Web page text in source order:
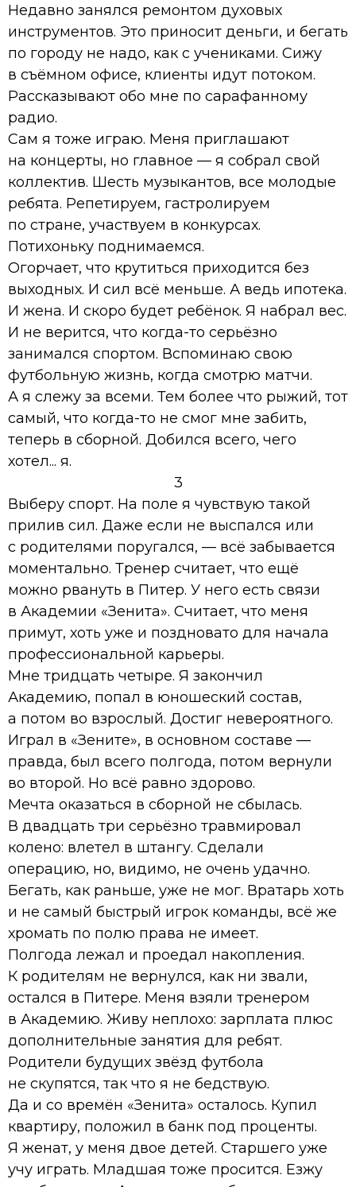
Недавно занялся ремонтом духовых
инструментов. Это приносит деньги, и бегать
по городу не надо, как с учениками. Сижу
в съёмном офисе, клиенты идут потоком.
Рассказывают обо мне по сарафанному
радио.
Сам я тоже играю. Меня приглашают
на концерты, но главное — я собрал свой
коллектив. Шесть музыкантов, все молодые
ребята. Репетируем, гастролируем
по стране, участвуем в конкурсах.
Потихоньку поднимаемся.
Огорчает, что крутиться приходится без
выходных. И сил всё меньше. А ведь ипотека.
И жена. И скоро будет ребёнок. Я набрал вес.
И не верится, что когда-то серьёзно
занимался спортом. Вспоминаю свою
футбольную жизнь, когда смотрю матчи.
А я слежу за всеми. Тем более что рыжий, тот
самый, что когда-то не смог мне забить,
теперь в сборной. Добился всего, чего
хотел... я.
3
Выберу спорт. На поле я чувствую такой
прилив сил. Даже если не выспался или
с родителями поругался, — всё забывается
моментально. Тренер считает, что ещё
можно рвануть в Питер. У него есть связи
в Академии «Зенита». Считает, что меня
примут, хоть уже и поздновато для начала
профессиональной карьеры.
Мне тридцать четыре. Я закончил
Академию, попал в юношеский состав,
а потом во взрослый. Достиг невероятного.
Играл в «Зените», в основном составе —
правда, был всего полгода, потом вернули
во второй. Но всё равно здорово.
Мечта оказаться в сборной не сбылась.
В двадцать три серьёзно травмировал
колено: влетел в штангу. Сделали
операцию, но, видимо, не очень удачно.
Бегать, как раньше, уже не мог. Вратарь хоть
и не самый быстрый игрок команды, всё же
хромать по полю права не имеет.
Полгода лежал и проедал накопления.
К родителям не вернулся, как ни звали,
остался в Питере. Меня взяли тренером
в Академию. Живу неплохо: зарплата плюс
дополнительные занятия для ребят.
Родители будущих звёзд футбола
не скупятся, так что я не бедствую.
Да и со времён «Зенита» осталось. Купил
квартиру, положил в банк под проценты.
Я женат, у меня двое детей. Старшего уже
учу играть. Младшая тоже просится. Езжу